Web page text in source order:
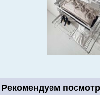
Рекомендуем